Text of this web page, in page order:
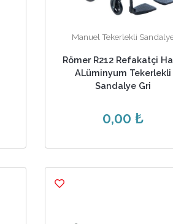
Manuel Tekerlekli
Römer R212 Refakatçi
ALüminyum Tekerlekli
Sandalye Gri
0,00 ₺